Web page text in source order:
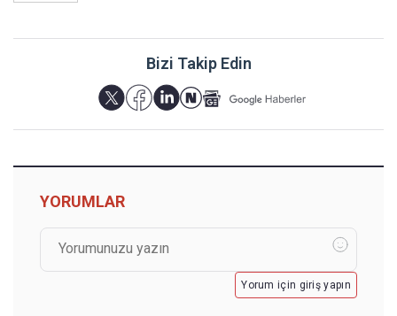
Bizi Takip Edin
YORUMLAR
Yorum için giriş yapın